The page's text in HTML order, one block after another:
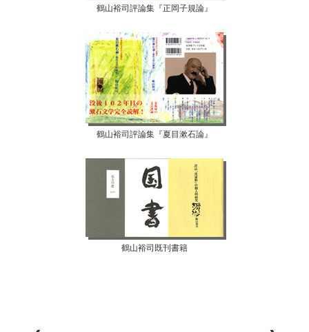
鶴山裕司評論集『正岡子規論』
鶴山裕司評論集『夏目漱石論』
鶴山裕司既刊書籍